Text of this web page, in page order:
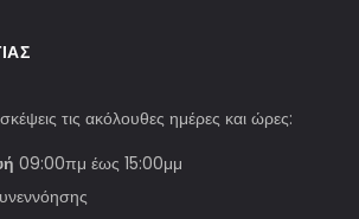
τις ακόλουθες ημέρες και ώρες:
09:00πμ έως 15:00μμ